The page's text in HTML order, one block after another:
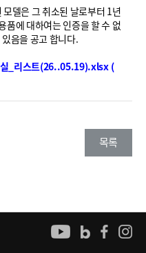
델은 그 취소된 날로부터 1년
품에 대하여는 인증을 할 수 없
음을 공고 합니다.
_리스트(26..05.19).xlsx (
목록